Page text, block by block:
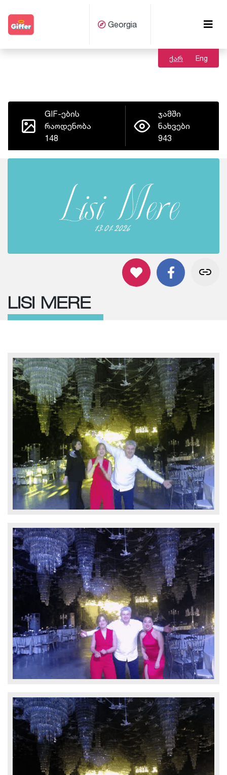
Georgia
ქარ Eng
GIF-ების
რაოდენობა
148
ჯამში
ნახვები
943
LISI MERE